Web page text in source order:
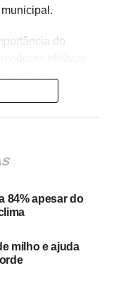
do
o
de
para cargos de
funções como
84% apesar do
milho e ajuda